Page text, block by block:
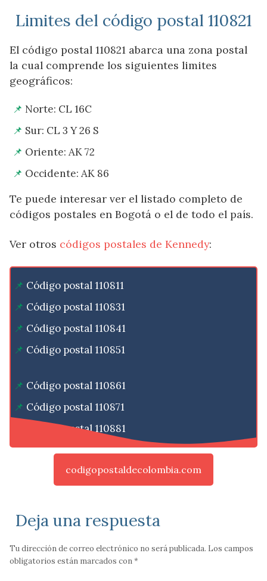
Limites del código postal 110821
El código postal 110821 abarca una zona postal
la cual comprende los siguientes limites
geográficos:
Norte: CL 16C
Sur: CL 3 Y 26 S
Oriente: AK 72
Occidente: AK 86
Te puede interesar ver el listado completo de
códigos postales en Bogotá o el de todo el país.
Ver otros códigos postales de Kennedy:
Código postal 110811
Código postal 110831
Código postal 110841
Código postal 110851
Código postal 110861
Código postal 110871
Código postal 110881
codigopostaldecolombia.com
Deja una respuesta
Tu dirección de correo electrónico no será publicada. Los campos
obligatorios están marcados con*